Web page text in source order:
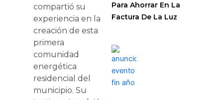
compartió su
experiencia en la
creación de esta
primera
comunidad
energética
residencial del
municipio. Su
Para Ahorrar En La
Factura De La Luz